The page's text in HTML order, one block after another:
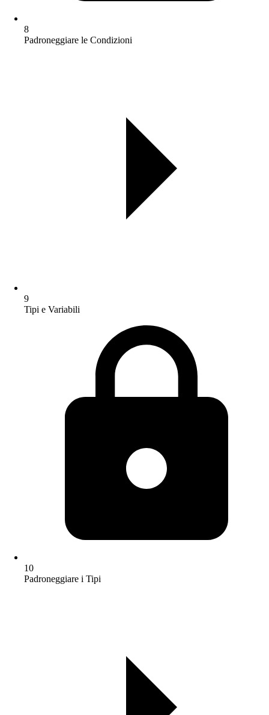
8
Padroneggiare le Condizioni
9
Tipi e Variabili
10
Padroneggiare i Tipi